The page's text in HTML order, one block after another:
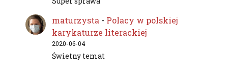
maturzysta - Polacy w polskiej
karykaturze literackiej
2020-06-04
Świetny temat